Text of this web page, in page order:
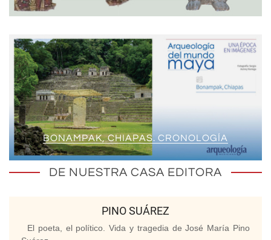
BONAMPAK, CHIAPAS. CRONOLOGÍA
DE NUESTRA CASA EDITORA
PINO SUÁREZ
El poeta, el político. Vida y tragedia de José María Pino